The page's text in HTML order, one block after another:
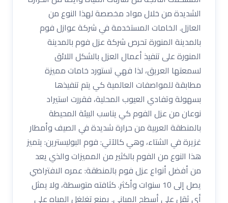
الشديدة من خلال مواد مخصصة لهذا النوع من
العازل. الخامات المستخدمة في شركة عوازل فوم
بالمدينة المنورة تحرص شركة عزل فوم بالمدينة
المنورة على تنفيذ أعمال العزل بالشكل اللائق
لسمعتها العريق، لذا فهي تستورد خامات مميزة
مطابقة للمواصفات العالمية كي يتم تنفيذها
بسهولة وتفادي العيوب المحلية، فقررت استيراد
نوعان من عزل الفوم كي يناسب البيئة المحيطة
بالمنطقة العربية من حرارة شديدة في الصيف وأمطار
غزيرة في الشتاء، وهي كالآتي: فوم البوليسترين: يتميز
هذا النوع من الفوم بالكثير من المميزات والذي يعد
من أفضل أنواع عزل فوم بالمنطقة: عمره الافتراضي
يصل إلى 10 سنوات وأكثر. كثافته متوسطة، ولا يمثل
أي ثقل على أسطح المباني. يمنع تغلغل المياه على